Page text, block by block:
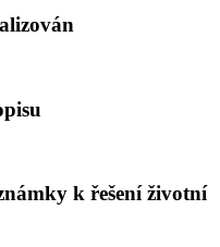
k řešení životní